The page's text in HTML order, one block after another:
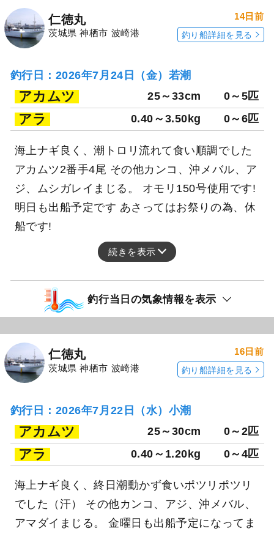
仁徳丸
茨城県 神栖市 波崎港
14日前
釣り船詳細を見る
釣行日：2026年7月24日（金）若潮
アカムツ 25～33cm 0～5匹
アラ 0.40～3.50kg 0～6匹
海上ナギ良く、潮トロリ流れて食い順調でした
アカムツ2番手4尾 その他カンコ、沖メバル、ア
ジ、ムシガレイまじる。 オモリ150号使用です!
明日も出船予定です あさってはお祭りの為、休
船です!
続きを表示
釣行当日の気象情報を表示
仁徳丸
茨城県 神栖市 波崎港
16日前
釣り船詳細を見る
釣行日：2026年7月22日（水）小潮
アカムツ 25～30cm 0～2匹
アラ 0.40～1.20kg 0～4匹
海上ナギ良く、終日潮動かず食いポツリポツリ
でした（汗） その他カンコ、アジ、沖メバル、
アマダイまじる。 金曜日も出船予定になってま